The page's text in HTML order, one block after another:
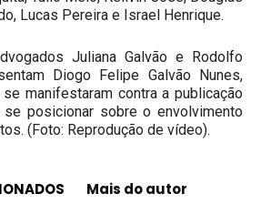
Lucas Pereira e Israel Henrique.
Juliana Galvão e Rodolfo
Diogo Felipe Galvão Nunes,
manifestaram contra a publicação
posicionar sobre o envolvimento
(Foto: Reprodução de vídeo).
Mais do autor